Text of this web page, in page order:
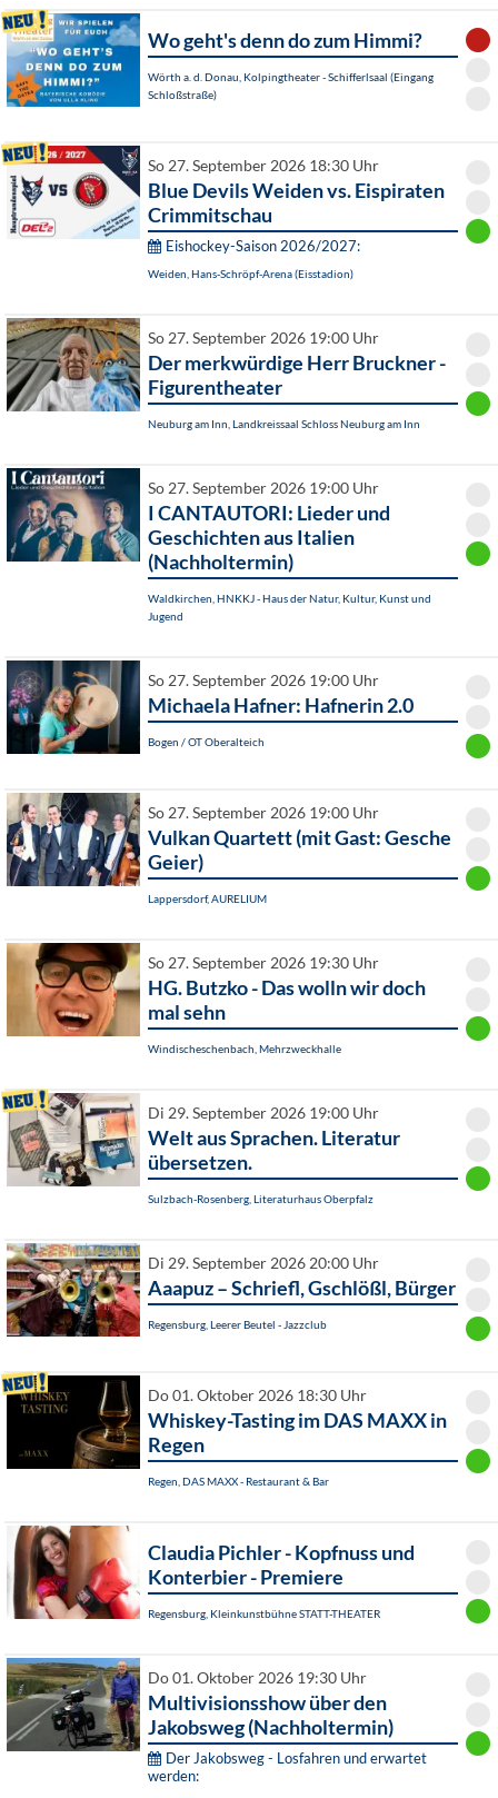
Wo geht's denn do zum Himmi?
Wörth a. d. Donau, Kolpingtheater - Schifferlsaal (Eingang
Schloßstraße)
So 27. September 2026 18:30 Uhr
Blue Devils Weiden vs. Eispiraten
Crimmitschau
Eishockey-Saison 2026/2027:
Weiden, Hans-Schröpf-Arena (Eisstadion)
So 27. September 2026 19:00 Uhr
Der merkwürdige Herr Bruckner -
Figurentheater
Neuburg am Inn, Landkreissaal Schloss Neuburg am Inn
So 27. September 2026 19:00 Uhr
I CANTAUTORI: Lieder und
Geschichten aus Italien
(Nachholtermin)
Waldkirchen, HNKKJ - Haus der Natur, Kultur, Kunst und
Jugend
So 27. September 2026 19:00 Uhr
Michaela Hafner: Hafnerin 2.0
Bogen / OT Oberalteich
So 27. September 2026 19:00 Uhr
Vulkan Quartett (mit Gast: Gesche
Geier)
Lappersdorf, AURELIUM
So 27. September 2026 19:30 Uhr
HG. Butzko - Das wolln wir doch
mal sehn
Windischeschenbach, Mehrzweckhalle
Di 29. September 2026 19:00 Uhr
Welt aus Sprachen. Literatur
übersetzen.
Sulzbach-Rosenberg, Literaturhaus Oberpfalz
Di 29. September 2026 20:00 Uhr
Aaapuz – Schriefl, Gschlößl, Bürger
Regensburg, Leerer Beutel - Jazzclub
Do 01. Oktober 2026 18:30 Uhr
Whiskey-Tasting im DAS MAXX in
Regen
Regen, DAS MAXX - Restaurant & Bar
Claudia Pichler - Kopfnuss und
Konterbier - Premiere
Regensburg, Kleinkunstbühne STATT-THEATER
Do 01. Oktober 2026 19:30 Uhr
Multivisionsshow über den
Jakobsweg (Nachholtermin)
Der Jakobsweg - Losfahren und erwartet
werden: